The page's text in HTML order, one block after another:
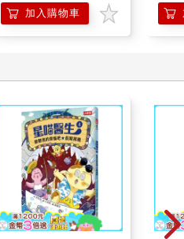
加入購物車
品/
急